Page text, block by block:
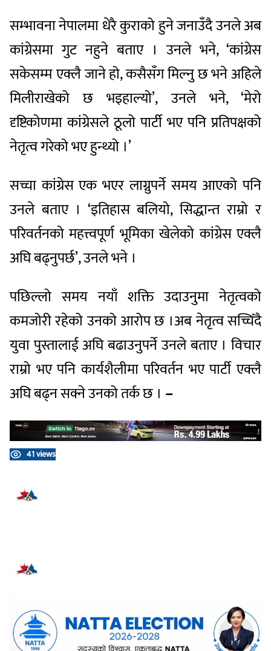
सम्भावना नेपालमा धेरै कुराको हुने जनाउँदै उनले अब
कांग्रेसमा गुट नहुने बताए । उनले भने, ‘कांग्रेस
सकेसम्म एक्लै जाने हो, कसैसँग मिल्नु छ भने अहिले
मिलीराखेको छ भइहाल्यो’, उनले भने, ‘मेरो
दृष्टिकोणमा कांग्रेसले ठूलो पार्टी भए पनि प्रतिपक्षको
नेतृत्व गरेको भए हुन्थ्यो ।’
सच्चा कांग्रेस एक भएर लाग्नुपर्ने समय आएको पनि
उनले बताए । ‘इतिहास बलियो, सिद्धान्त राम्रो र
परिवर्तनको महत्त्वपूर्ण भूमिका खेलेको कांग्रेस एक्लै
अघि बढ्नुपर्छ’, उनले भने ।
पछिल्लो समय नयाँ शक्ति उदाउनुमा नेतृत्वको
कमजोरी रहेको उनको आरोप छ ।अब नेतृत्व सच्चिँदै
युवा पुस्तालाई अघि बढाउनुपर्ने उनले बताए । विचार
राम्रो भए पनि कार्यशैलीमा परिवर्तन भए पार्टी एक्लै
अघि बढ्न सक्ने उनको तर्क छ । –
41 views